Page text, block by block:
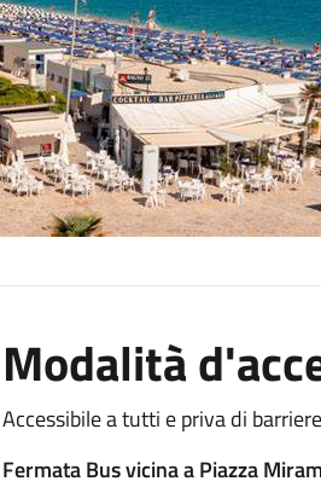
Modalità
Accessibile a tutti e priva di
Fermata Bus vicina a Piazza